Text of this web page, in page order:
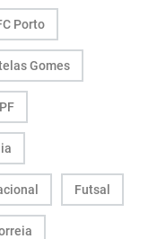
Porto
Gomes
Futsal